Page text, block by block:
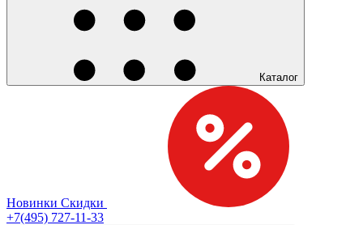
Каталог
Новинки Скидки
+7(495) 727-11-33